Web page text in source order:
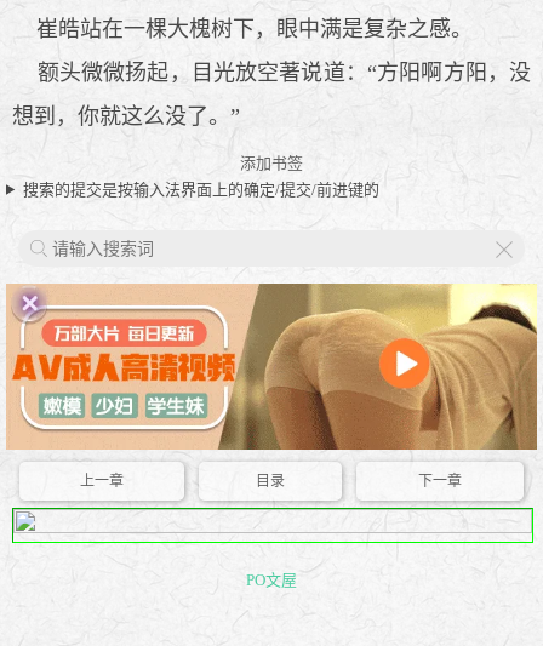
崔皓站在一棵大槐树下，眼中满是复杂之感。
额头微微扬起，目光放空著说道：“方阳啊方阳，没
想到，你就这么没了。”
添加书签
搜索的提交是按输入法界面上的确定/提交/前进键的
上一章 目录 下一章
PO文屋